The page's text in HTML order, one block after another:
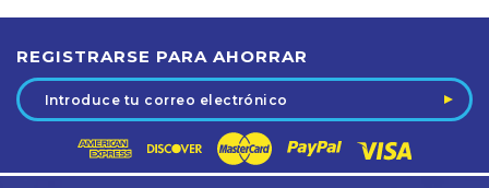
REGISTRARSE PARA AHORRAR
Dirección
de
electrónico